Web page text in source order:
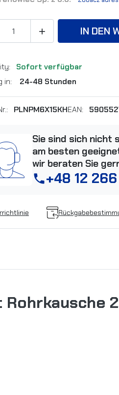
 IN DEN
Sofort verfügbar
in:
24-48 Stunden
PLNPM6X15KHEAN:
Sie sind sich nicht
am besten
wir beraten Sie
phone+48 12